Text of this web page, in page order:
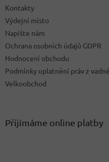
Kontakty
Výdejní místo
Napište nám
Ochrana osobních údajů GDPR
Hodnocení obchodu
Podmínky uplatnění práv z
Velkoobchod
Přijímáme online platby